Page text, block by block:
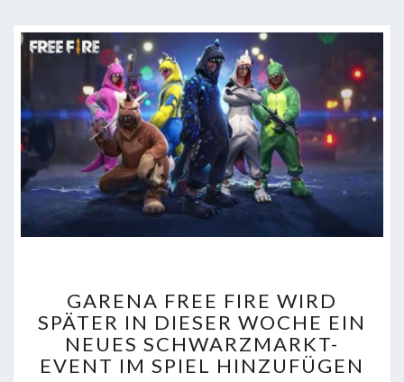
FREE
FIRE
WIRD
SPÄTER
GARENA FREE FIRE WIRD
SPÄTER IN DIESER WOCHE EIN
NEUES SCHWARZMARKT-
EVENT IM SPIEL HINZUFÜGEN